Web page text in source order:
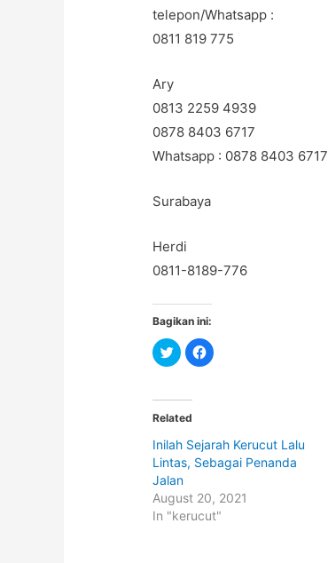
telepon/Whatsapp :
0811 819 775
Ary
0813 2259 4939
0878 8403 6717
Whatsapp : 0878 8403 6717
Surabaya
Herdi
0811-8189-776
Bagikan ini:
C
l
t
o
s
a
e
o
n
T
i
C
l
a
r
e
F
a
c
Related
Inilah Sejarah Kerucut Lalu
Lintas, Sebagai Penanda
Jalan
August 20, 2021
In "kerucut"